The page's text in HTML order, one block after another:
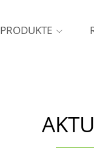
PRODUKTE